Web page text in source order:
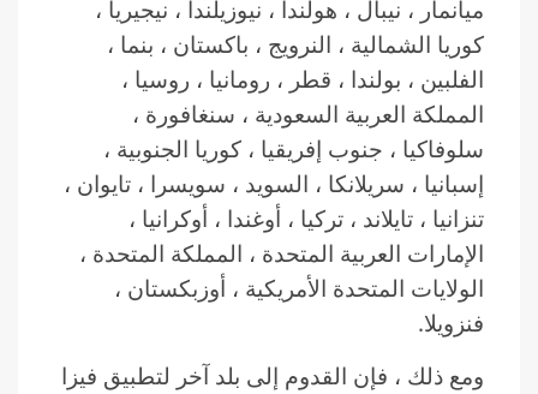
ميانمار ، نيبال ، هولندا ، نيوزيلندا ، نيجيريا ،
كوريا الشمالية ، النرويج ، باكستان ، بنما ،
الفلبين ، بولندا ، قطر ، رومانيا ، روسيا ،
المملكة العربية السعودية ، سنغافورة ،
سلوفاكيا ، جنوب إفريقيا ، كوريا الجنوبية ،
إسبانيا ، سريلانكا ، السويد ، سويسرا ، تايوان ،
تنزانيا ، تايلاند ، تركيا ، أوغندا ، أوكرانيا ،
الإمارات العربية المتحدة ، المملكة المتحدة ،
الولايات المتحدة الأمريكية ، أوزبكستان ،
فنزويلا.
ومع ذلك ، فإن القدوم إلى بلد آخر لتطبيق فيزا